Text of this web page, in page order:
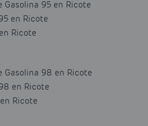
Gasolina 95 en Ricote
en Ricote
Ricote
Gasolina 98 en Ricote
en Ricote
Ricote